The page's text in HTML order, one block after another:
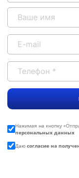
Нажимая на кнопку «
персональных данных
Даю согласие на